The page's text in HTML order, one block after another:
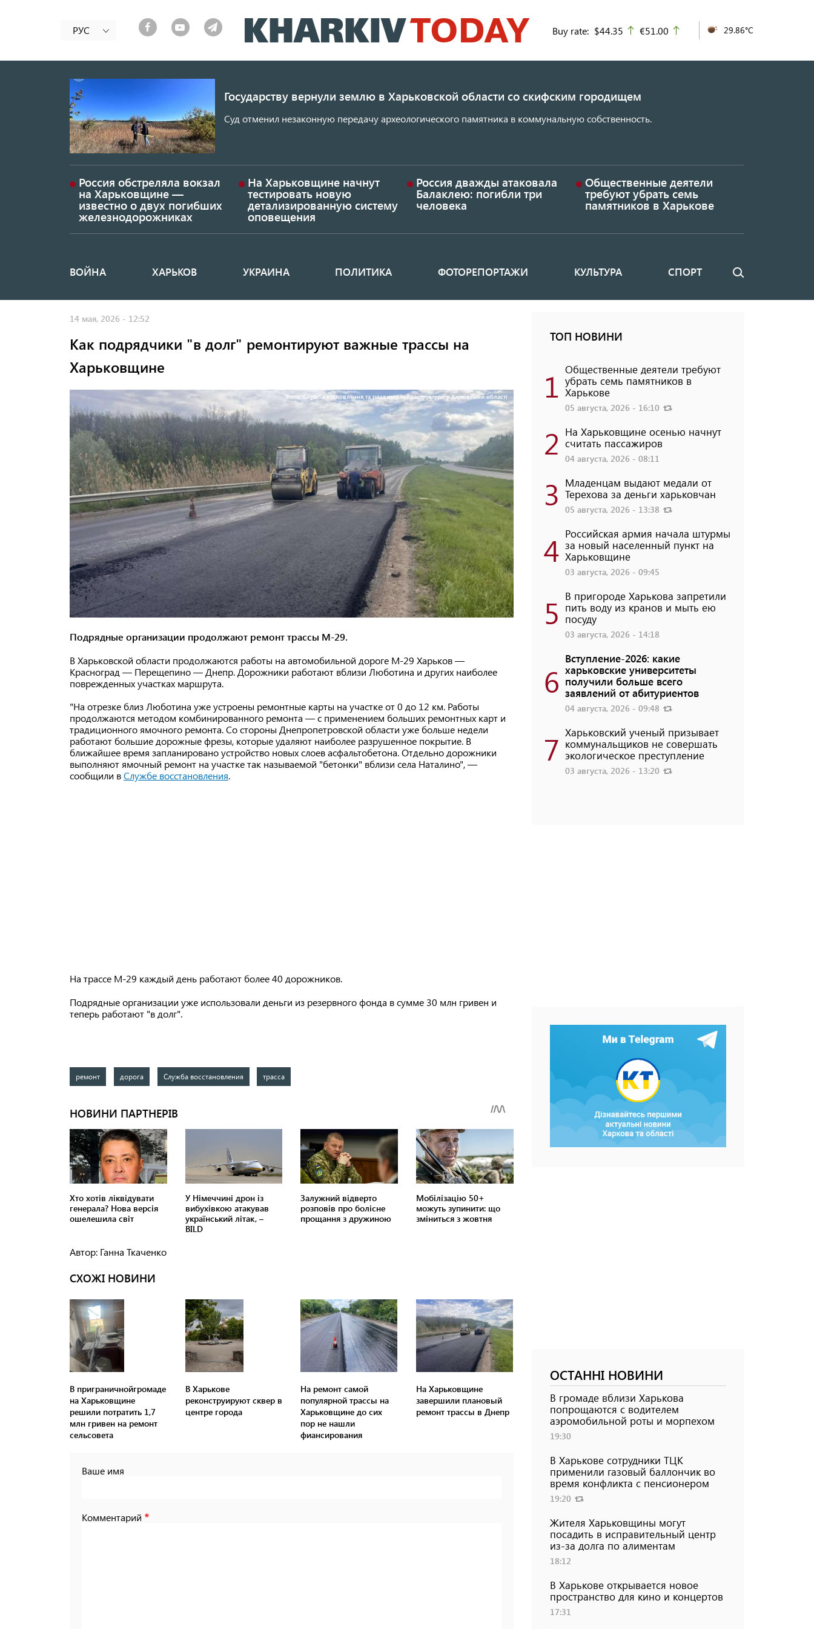
к
основному
РУС Buy rate: $44.35 up
€51.00 29.86°C
Государству вернули землю в Харьковской области со скифским городищем
Суд отменил незаконную передачу археологического памятника в коммунальную собственность.
Россия обстреляла вокзал
на Харьковщине —
известно о двух погибших
железнодорожниках
На Харьковщине начнут
тестировать новую
детализированную систему
оповещения
Россия дважды атаковала
Балаклею: погибли три
человека
Общественные деятели
требуют убрать семь
памятников в Харькове
Основная
ВОЙНА ХАРЬКОВ УКРАИНА ПОЛИТИКА ФОТОРЕПОРТАЖИ КУЛЬТУРА СПОРТ Поиск
14 мая, 2026 - 12:52
Как подрядчики "в долг" ремонтируют важные трассы на
Харьковщине
Фото: Служба відновлення та розвитку інфраструктури у Харківській області
Подрядные организации продолжают ремонт трассы М-29.
В Харьковской области продолжаются работы на автомобильной дороге М-29 Харьков —
Красноград — Перещепино — Днепр. Дорожники работают вблизи Люботина и других наиболее
поврежденных участках маршрута.
"На отрезке близ Люботина уже устроены ремонтные карты на участке от 0 до 12 км. Работы
продолжаются методом комбинированного ремонта — с применением больших ремонтных карт и
традиционного ямочного ремонта. Со стороны Днепропетровской области уже больше недели
работают большие дорожные фрезы, которые удаляют наиболее разрушенное покрытие. В
ближайшее время запланировано устройство новых слоев асфальтобетона. Отдельно дорожники
выполняют ямочный ремонт на участке так называемой "бетонки" вблизи села Наталино", —
сообщили вСлужбе восстановления.
На трассе М-29 каждый день работают более 40 дорожников.
Подрядные организации уже использовали деньги из резервного фонда в сумме 30 млн гривен и
теперь работают "в долг".
ремонт дорога Служба восстановления трасса
Автор: Ганна Ткаченко
СХОЖІ НОВИНИ
В приграничнойгромаде
на Харьковщине
решили потратить 1,7
млн ​​гривен на ремонт
сельсовета
В Харькове
реконструируют сквер в
центре города
На ремонт самой
популярной трассы на
Харьковщине до сих
пор не нашли
фиансирования
На Харьковщине
завершили плановый
ремонт трассы в Днепр
Ваше имя
Комментарий
ТОП НОВИНИ
1 Общественные деятели требуют
убрать семь памятников в
Харькове
05 августа, 2026 - 16:10
2 На Харьковщине осенью начнут
считать пассажиров
04 августа, 2026 - 08:11
3 Младенцам выдают медали от
Терехова за деньги харьковчан
05 августа, 2026 - 13:38
4 Российская армия начала штурмы
за новый населенный пункт на
Харьковщине
03 августа, 2026 - 09:45
5 В пригороде Харькова запретили
пить воду из кранов и мыть ею
посуду
03 августа, 2026 - 14:18
6
Вступление-2026: какие
харьковские университеты
получили больше всего
заявлений от абитуриентов
04 августа, 2026 - 09:48
7 Харьковский ученый призывает
коммунальщиков не совершать
экологическое преступление
03 августа, 2026 - 13:20
ОСТАННІ НОВИНИ
В громаде вблизи Харькова
попрощаются с водителем
аэромобильной роты и морпехом
19:30
В Харькове сотрудники ТЦК
применили газовый баллончик во
время конфликта с пенсионером
19:20
Жителя Харьковщины могут
посадить в исправительный центр
из-за долга по алиментам
18:12
В Харькове открывается новое
пространство для кино и концертов
17:31